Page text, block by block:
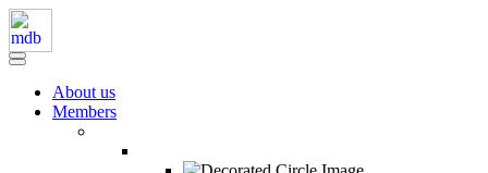
About us
Members